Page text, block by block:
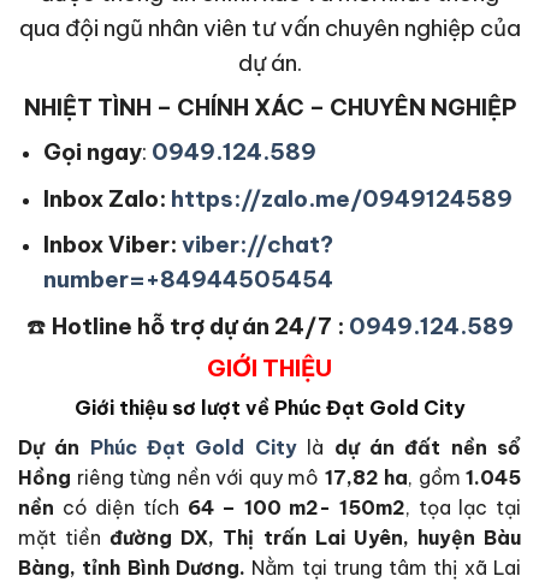
qua đội ngũ nhân viên tư vấn chuyên nghiệp của
dự án.
NHIỆT TÌNH – CHÍNH XÁC – CHUYÊN NGHIỆP
Gọi ngay: 0949.124.589
Inbox Zalo: https://zalo.me/0949124589
Inbox Viber: viber://chat?
number=+84944505454
☎️ Hotline hỗ trợ dự án 24/7 : 0949.124.589
GIỚI THIỆU
Giới thiệu sơ lượt về Phúc Đạt Gold City
Dự án Phúc Đạt Gold Citylà dự án đất nền sổ
Hồng riêng từng nền với quy mô 17,82 ha, gồm 1.045
nền có diện tích 64 – 100 m2- 150m2, tọa lạc tại
mặt tiềnđường DX, Thị trấn Lai Uyên, huyện Bàu
Bàng, tỉnh Bình Dương. Nằm tại trung tâm thị xã Lai